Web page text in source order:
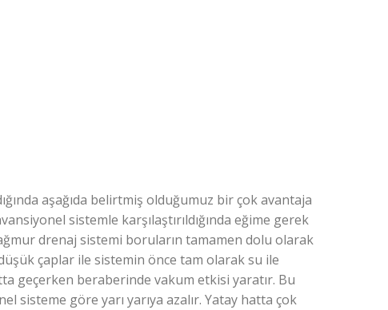
aşağıda belirtmiş olduğumuz bir çok avantaja
sistemle karşılaştırıldığında eğime gerek
drenaj sistemi boruların tamamen dolu olarak
çaplar ile sistemin önce tam olarak su ile
geçerken beraberinde vakum etkisi yaratır. Bu
sisteme göre yarı yarıya azalır. Yatay hatta çok